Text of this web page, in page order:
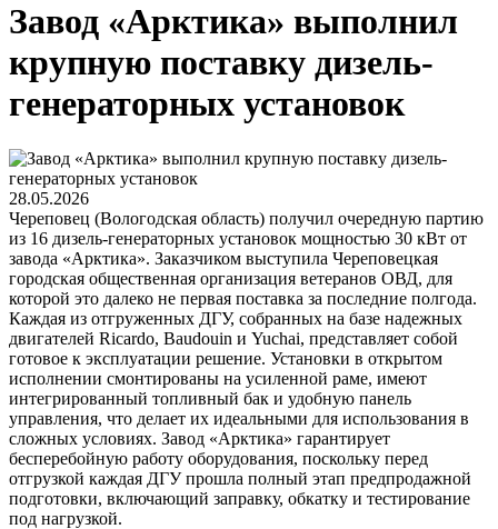
Завод «Арктика» выполнил
крупную поставку дизель-
генераторных установок
28.05.2026
Череповец (Вологодская область) получил очередную партию
из 16 дизель-генераторных установок мощностью 30 кВт от
завода «Арктика». Заказчиком выступила Череповецкая
городская общественная организация ветеранов ОВД, для
которой это далеко не первая поставка за последние полгода.
Каждая из отгруженных ДГУ, собранных на базе надежных
двигателей Ricardo, Baudouin и Yuchai, представляет собой
готовое к эксплуатации решение. Установки в открытом
исполнении смонтированы на усиленной раме, имеют
интегрированный топливный бак и удобную панель
управления, что делает их идеальными для использования в
сложных условиях. Завод «Арктика» гарантирует
бесперебойную работу оборудования, поскольку перед
отгрузкой каждая ДГУ прошла полный этап предпродажной
подготовки, включающий заправку, обкатку и тестирование
под нагрузкой.